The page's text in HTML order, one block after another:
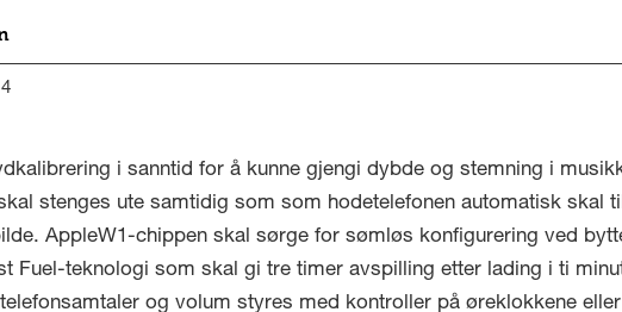
i sanntid for å kunne gjengi dybde og stemning i
stenges ute samtidig som som hodetelefonen automatisk skal
AppleW1-chippen skal sørge for sømløs konfigurering ved
Fuel-teknologi som skal gi tre timer avspilling etter lading i ti
og volum styres med kontroller på øreklokkene